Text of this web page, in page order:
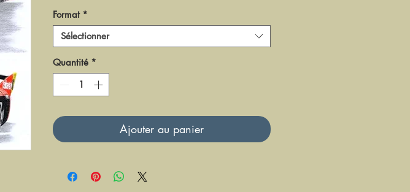
Format *
Sélectionner
Quantité *
Ajouter au panier